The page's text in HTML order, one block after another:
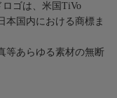
ゴは、米国TiVo
本国内における商標ま
等あらゆる素材の無断